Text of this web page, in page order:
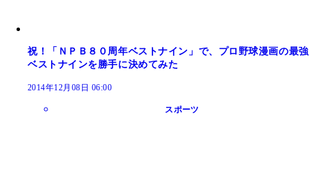
祝！「ＮＰＢ８０周年ベストナイン」で、プロ野球漫画の最強
ベストナインを勝手に決めてみた
2014年12月08日 06:00
スポーツ